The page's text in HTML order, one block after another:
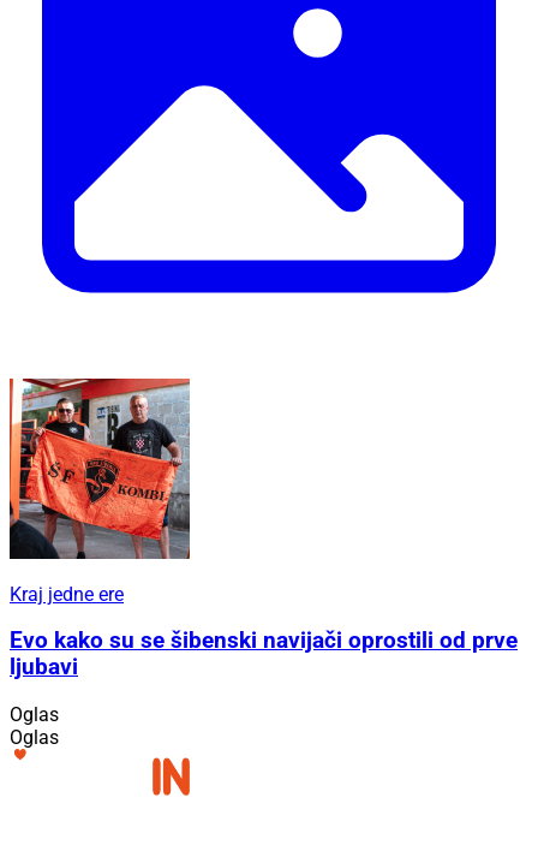
Kraj jedne ere
Evo kako su se šibenski navijači oprostili od prve
ljubavi
Oglas
Oglas